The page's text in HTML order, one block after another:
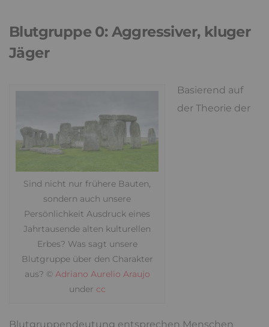
Blutgruppe 0: Aggressiver, kluger
Jäger
Sind nicht nur frühere Bauten,
sondern auch unsere
Persönlichkeit Ausdruck eines
Jahrtausende alten kulturellen
Erbes? Was sagt unsere
Blutgruppe über den Charakter
aus? © Adriano Aurelio Araujo
under cc
Basierend auf
der Theorie der
Blutgruppendeutung entsprechen Menschen